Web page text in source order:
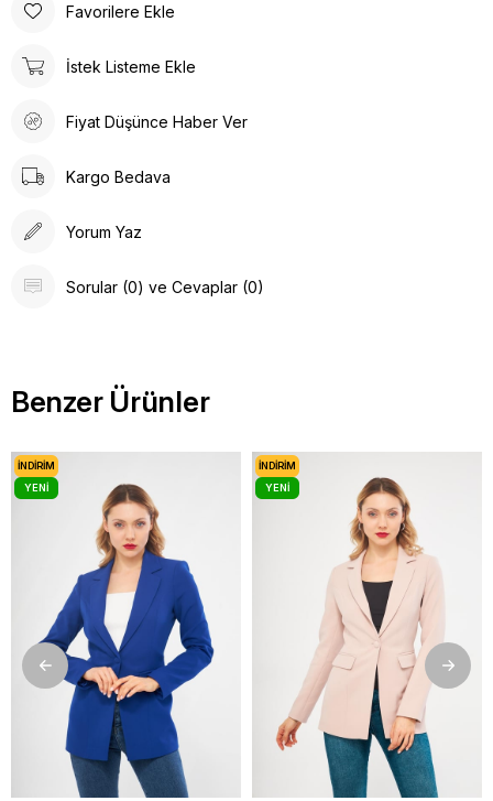
Favorilere Ekle
İstek Listeme Ekle
Fiyat Düşünce Haber Ver
Kargo Bedava
Yorum Yaz
Sorular (0) ve Cevaplar (0)
Benzer Ürünler
İNDIRIM
YENI
İNDIRIM
YENI